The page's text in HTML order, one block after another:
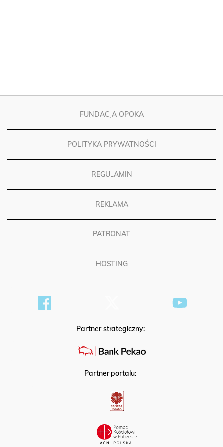
FUNDACJA OPOKA
POLITYKA PRYWATNOŚCI
REGULAMIN
REKLAMA
PATRONAT
HOSTING
Partner strategiczny:
Partner portalu: